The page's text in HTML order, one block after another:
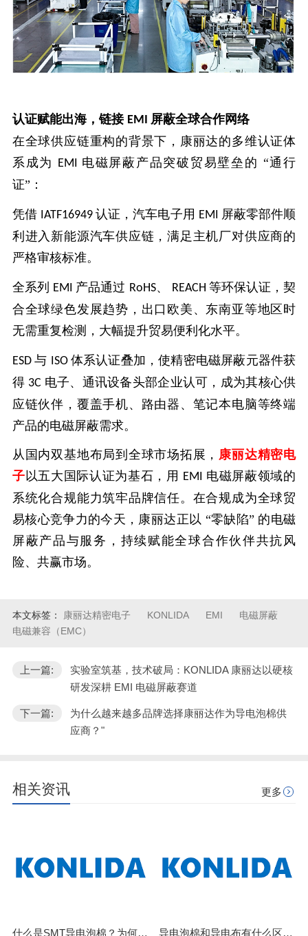
认证赋能出海，链接 EMI 屏蔽全球合作网络
在全球供应链重构的背景下，康丽达的多维认证体
系成为
EMI 电磁屏蔽产品突破贸易壁垒的 “通行
证”：
凭借 IATF16949认证，汽车电子用 EMI
屏蔽零部件顺
利进入新能源汽车供应链，满足主机厂对供应商的
严格审核标准。
全系列 EMI 产品通过 RoHS、 REACH 等环保认证，契
合全球绿色发展趋势，出口欧美、东南亚等地区时
无需重复检测，大幅提升贸易便利化水平。
ESD与 ISO 体系认证叠加，使精密电磁屏蔽元器件获
得 3C 电子、通讯设备头部企业认可，成为其核心供
应链伙伴，覆盖手机、路由器、笔记本电脑等终端
产品的电磁屏蔽需求。
从国内双基地布局到全球市场拓展， 康丽达精密电
子以五大国际认证为基石，用 EMI 电磁屏蔽领域的
系统化合规能力筑牢品牌信任。在合规成为全球贸
易核心竞争力的今天，康丽达正以 “零缺陷” 的电磁
屏蔽产品与服务，持续赋能全球合作伙伴共抗风
险、共赢市场。
本文标签： 康丽达精密电子 KONLIDA EMI
电磁屏蔽
电磁兼容（EMC）
上一篇:
实验室筑基，技术破局：KONLIDA 康丽达以硬核
研发深耕 EMI 电磁屏蔽赛道
下一篇:
为什么越来越多品牌选择康丽达作为导电泡棉供
应商？"
相关资讯 更多
什么是SMT导电泡棉？为何它能颠覆传统屏蔽设计 导电泡棉和导电布有什么区别？3个维度讲清楚，别再选错了